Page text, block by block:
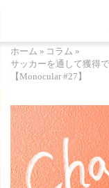
ホーム » コラム »
サッカーを通して獲得
【Monocular #27】